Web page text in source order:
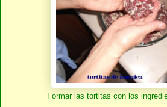
Formar las tortitas con los